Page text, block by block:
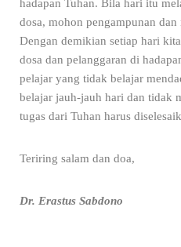
hadapan Tuhan. Bila hari itu
dosa, mohon pengampunan
Dengan demikian setiap hari
dosa dan pelanggaran di
pelajar yang tidak belajar
belajar jauh-jauh hari dan tidak
tugas dari Tuhan harus
Teriring salam dan doa,
Dr. Erastus Sabdono